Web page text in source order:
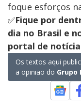
foque esforços
✅Fique por
dia no Brasil e
portal de
Os textos aqui
a opinião do Grupo